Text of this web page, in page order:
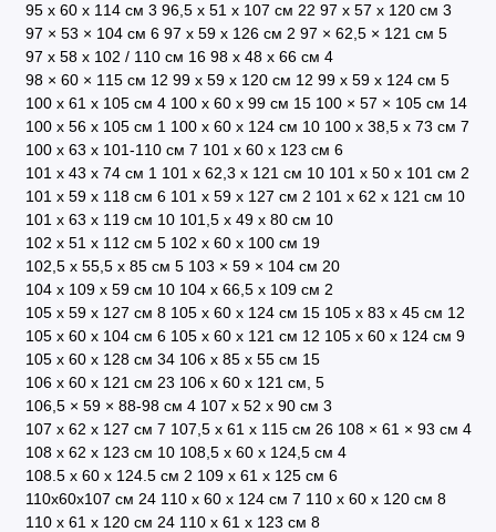
95 х 60 х 114 см 3 96,5 х 51 х 107 см 22 97 x 57 x 120 см 3
97 × 53 × 104 см 6 97 х 59 х 126 см 2 97 × 62,5 × 121 см 5
97 x 58 x 102 / 110 см 16 98 х 48 х 66 см 4
98 × 60 × 115 см 12 99 x 59 x 120 см 12 99 x 59 x 124 см 5
100 x 61 х 105 см 4 100 х 60 х 99 см 15 100 × 57 × 105 см 14
100 х 56 х 105 см 1 100 х 60 х 124 см 10 100 х 38,5 х 73 см 7
100 х 63 х 101-110 см 7 101 x 60 x 123 см 6
101 х 43 х 74 см 1 101 x 62,3 x 121 см 10 101 х 50 х 101 см 2
101 х 59 х 118 см 6 101 х 59 х 127 см 2 101 х 62 х 121 см 10
101 х 63 х 119 см 10 101,5 х 49 x 80 см 10
102 х 51 х 112 см 5 102 х 60 х 100 см 19
102,5 x 55,5 x 85 см 5 103 × 59 × 104 см 20
104 х 109 х 59 см 10 104 х 66,5 х 109 см 2
105 x 59 x 127 см 8 105 x 60 x 124 см 15 105 х 83 х 45 см 12
105 х 60 х 104 см 6 105 х 60 х 121 см 12 105 х 60 х 124 см 9
105 х 60 х 128 см 34 106 х 85 х 55 см 15
106 х 60 х 121 см 23 106 х 60 х 121 см, 5
106,5 × 59 × 88-98 см 4 107 х 52 х 90 см 3
107 х 62 х 127 см 7 107,5 х 61 х 115 см 26 108 × 61 × 93 см 4
108 х 62 х 123 см 10 108,5 х 60 х 124,5 см 4
108.5 х 60 х 124.5 см 2 109 х 61 х 125 см 6
110х60х107 см 24 110 x 60 x 124 см 7 110 х 60 х 120 см 8
110 х 61 х 120 см 24 110 х 61 х 123 см 8